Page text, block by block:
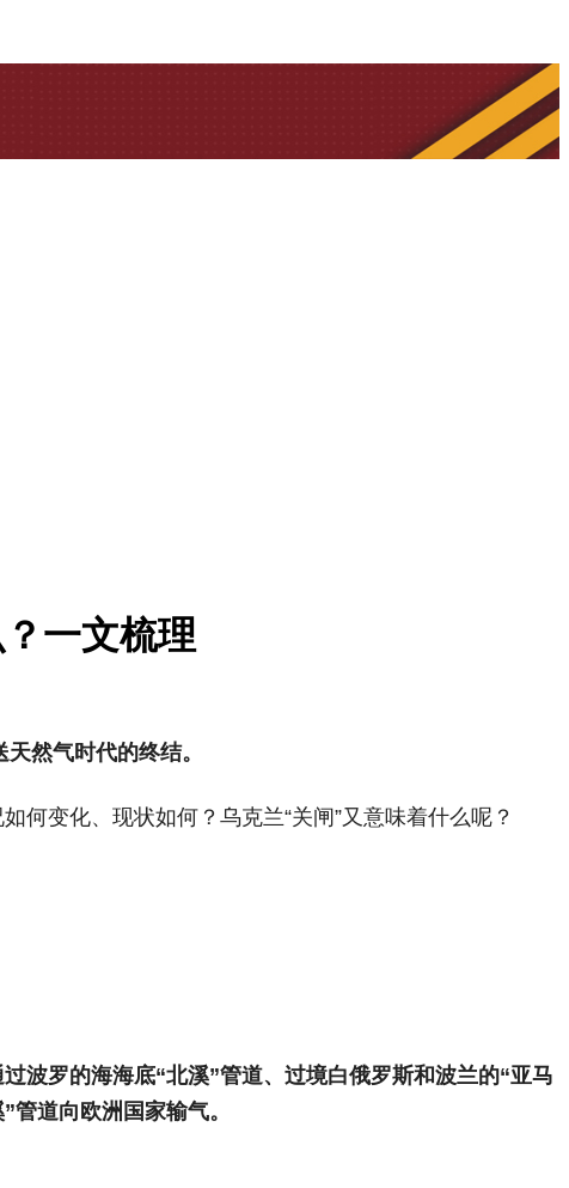
一文梳理
然气时代的终结。
变化、现状如何？乌克兰“关闸”又意味着什么呢？
波罗的海海底“北溪”管道、 过境白俄罗斯和波兰的“亚马
管道向欧洲国家输气。